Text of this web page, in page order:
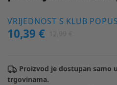
VRIJEDNOST S KLUB
10,39 €
Proizvod je dostupan samo
trgovinama.